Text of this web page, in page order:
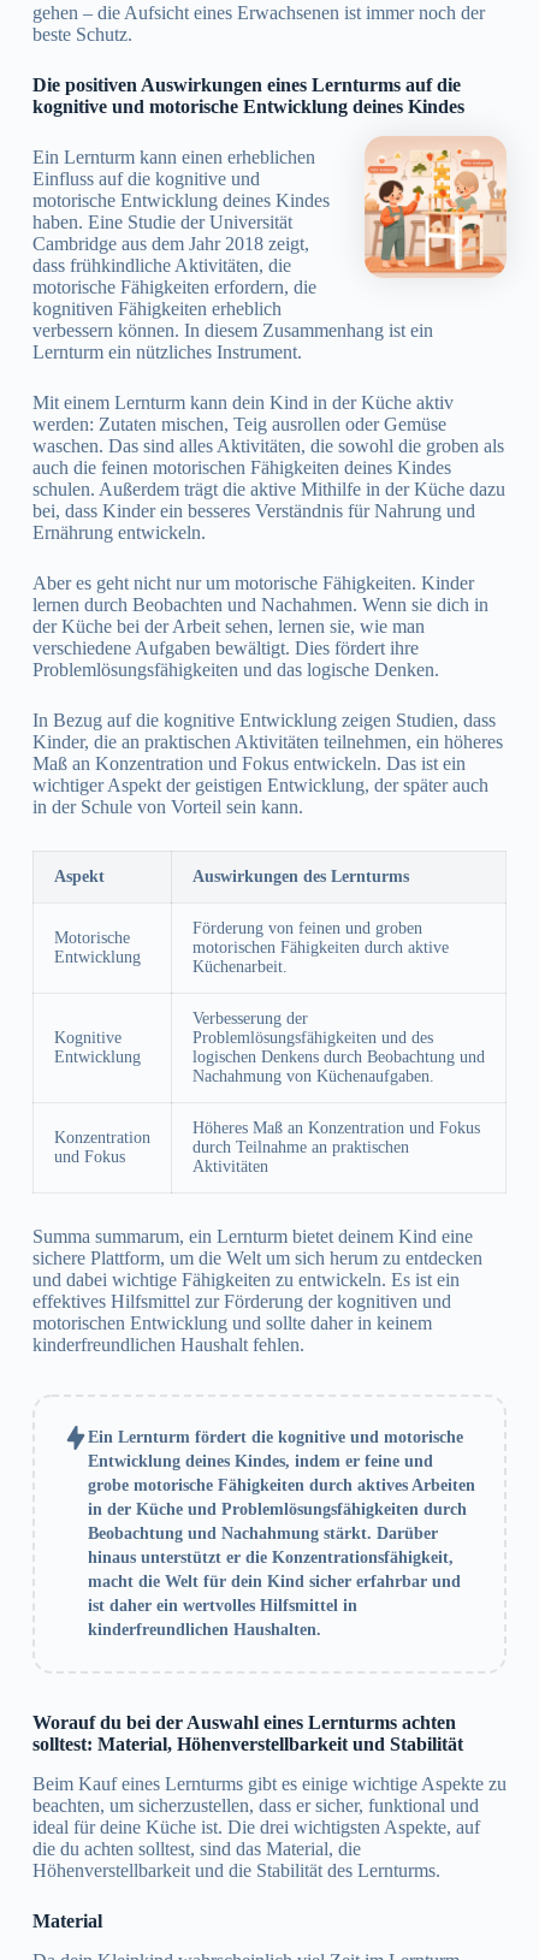
gehen – die Aufsicht eines Erwachsenen ist immer noch der
beste Schutz.
Die positiven Auswirkungen eines Lernturms auf die
kognitive und motorische Entwicklung deines Kindes
Ein Lernturm kann einen erheblichen
Einfluss auf die kognitive und
motorische Entwicklung deines Kindes
haben. Eine Studie der Universität
Cambridge aus dem Jahr 2018 zeigt,
dass frühkindliche Aktivitäten, die
motorische Fähigkeiten erfordern, die
kognitiven Fähigkeiten erheblich
verbessern können. In diesem Zusammenhang ist ein
Lernturm ein nützliches Instrument.
Mit einem Lernturm kann dein Kind in der Küche aktiv
werden: Zutaten mischen, Teig ausrollen oder Gemüse
waschen. Das sind alles Aktivitäten, die sowohl die groben als
auch die feinen motorischen Fähigkeiten deines Kindes
schulen. Außerdem trägt die aktive Mithilfe in der Küche dazu
bei, dass Kinder ein besseres Verständnis für Nahrung und
Ernährung entwickeln.
Aber es geht nicht nur um motorische Fähigkeiten. Kinder
lernen durch Beobachten und Nachahmen. Wenn sie dich in
der Küche bei der Arbeit sehen, lernen sie, wie man
verschiedene Aufgaben bewältigt. Dies fördert ihre
Problemlösungsfähigkeiten und das logische Denken.
In Bezug auf die kognitive Entwicklung zeigen Studien, dass
Kinder, die an praktischen Aktivitäten teilnehmen, ein höheres
Maß an Konzentration und Fokus entwickeln. Das ist ein
wichtiger Aspekt der geistigen Entwicklung, der später auch
in der Schule von Vorteil sein kann.
Aspekt Auswirkungen des Lernturms
Motorische
Entwicklung
Förderung von feinen und groben
motorischen Fähigkeiten durch aktive
Küchenarbeit.
Kognitive
Entwicklung
Verbesserung der
Problemlösungsfähigkeiten und des
logischen Denkens durch Beobachtung und
Nachahmung von Küchenaufgaben.
Konzentration
und Fokus
Höheres Maß an Konzentration und Fokus
durch Teilnahme an praktischen
Aktivitäten
Summa summarum, ein Lernturm bietet deinem Kind eine
sichere Plattform, um die Welt um sich herum zu entdecken
und dabei wichtige Fähigkeiten zu entwickeln. Es ist ein
effektives Hilfsmittel zur Förderung der kognitiven und
motorischen Entwicklung und sollte daher in keinem
kinderfreundlichen Haushalt fehlen.
Ein Lernturm fördert die kognitive und motorische
Entwicklung deines Kindes, indem er feine und
grobe motorische Fähigkeiten durch aktives Arbeiten
in der Küche und Problemlösungsfähigkeiten durch
Beobachtung und Nachahmung stärkt. Darüber
hinaus unterstützt er die Konzentrationsfähigkeit,
macht die Welt für dein Kind sicher erfahrbar und
ist daher ein wertvolles Hilfsmittel in
kinderfreundlichen Haushalten.
Worauf du bei der Auswahl eines Lernturms achten
solltest: Material, Höhenverstellbarkeit und Stabilität
Beim Kauf eines Lernturms gibt es einige wichtige Aspekte zu
beachten, um sicherzustellen, dass er sicher, funktional und
ideal für deine Küche ist. Die drei wichtigsten Aspekte, auf
die du achten solltest, sind das Material, die
Höhenverstellbarkeit und die Stabilität des Lernturms.
Material